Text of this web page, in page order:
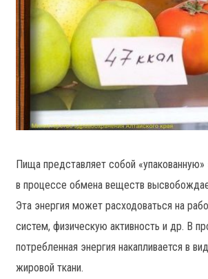
Пища представляет собой «упакованную»
в процессе обмена веществ
Эта энергия может расходоваться на
систем, физическую активность и др. В
потребленная энергия накапливается в
жировой ткани.